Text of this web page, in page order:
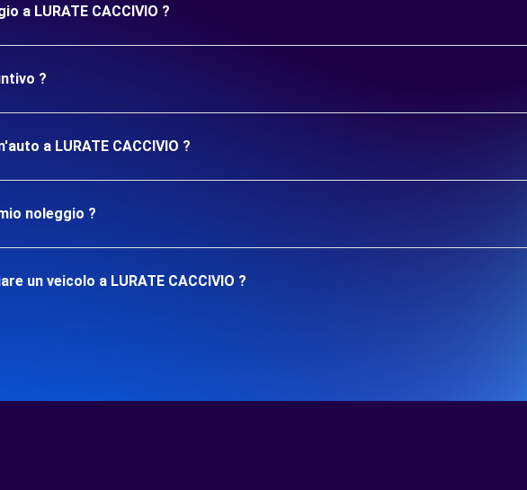
a LURATE CACCIVIO ?
?
a LURATE CACCIVIO ?
noleggio ?
un veicolo a LURATE CACCIVIO ?